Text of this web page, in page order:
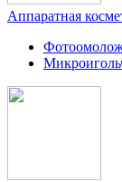
Аппаратная